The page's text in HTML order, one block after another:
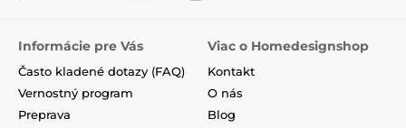
Informácie pre Vás
Často kladené dotazy (FAQ)
Vernostný program
Preprava
Viac o Homedesignshop
Kontakt
O nás
Blog